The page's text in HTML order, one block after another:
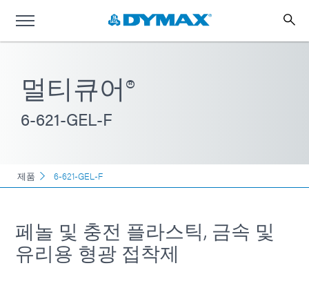
멀티큐어®
6-621-GEL-F
제품 6-621-GEL-F
페놀 및 충전 플라스틱, 금속 및
유리용 형광 접착제